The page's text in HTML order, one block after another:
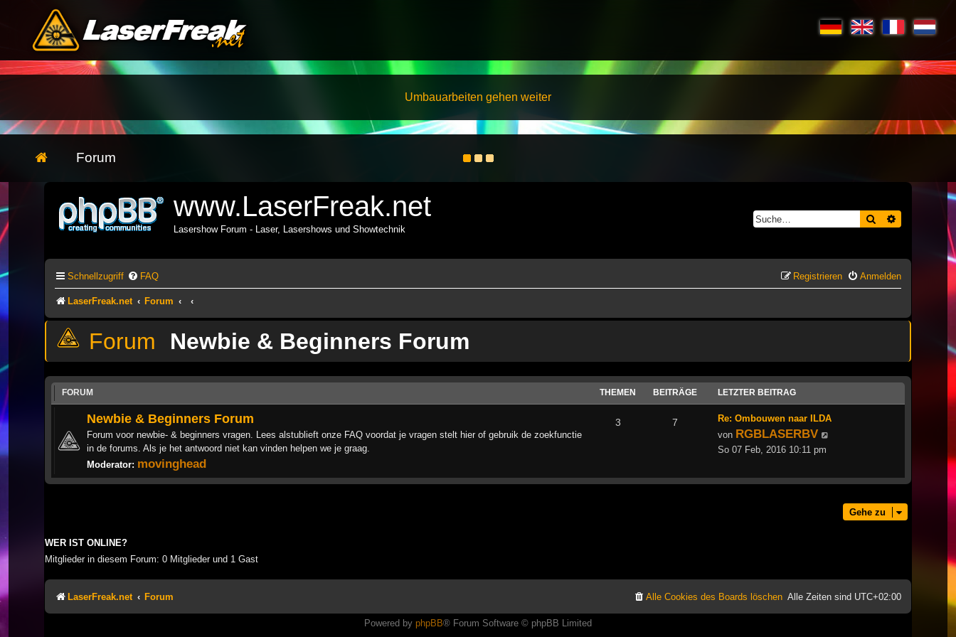
Umbauarbeiten gehen weiter
Forum
www.LaserFreak.net
Lasershow Forum - Laser, Lasershows und Showtechnik
Suche Erweiterte
Schnellzugriff FAQ Anmelden
Registrieren
LaserFreak.net Forum
Newbie & Beginners Forum
FORUM THEMEN BEITRÄGE LETZTER BEITRAG
Newbie & Beginners Forum
Forum voor newbie- & beginners vragen. Lees alstublieft onze FAQ voordat je vragen stelt hier of gebruik de zoekfunctie
in de forums. Als je het antwoord niet kan vinden helpen we je graag.
Moderator: movinghead
3 7
Re: Ombouwen naar ILDA
von RGBLASERBV
So 07 Feb, 2016 10:11 pm
Gehe zu
WER IST ONLINE?
Mitglieder in diesem Forum: 0 Mitglieder und 1 Gast
LaserFreak.net Forum Alle Zeiten sind UTC+02:00
Alle Cookies des Boards löschen
Powered by phpBB® Forum Software © phpBB Limited